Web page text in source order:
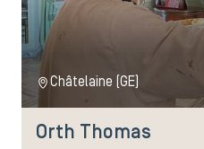
Châtelaine (GE)
Orth Thomas